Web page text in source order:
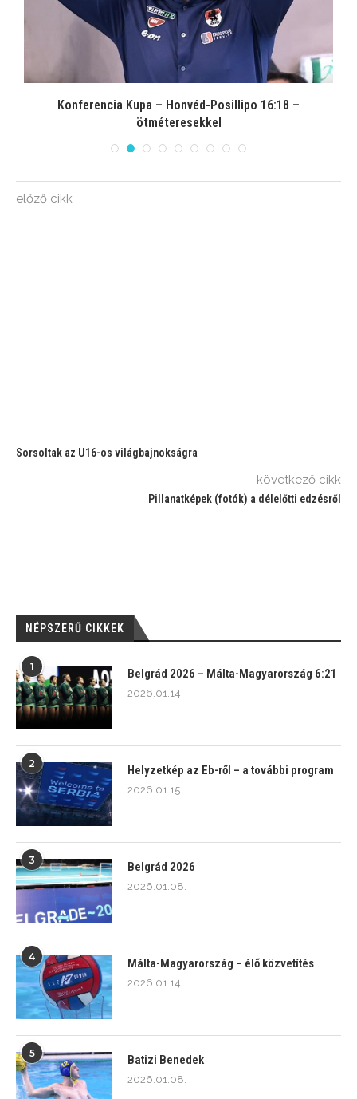
Konferencia Kupa – Honvéd-Posillipo 16:18 –
ötméteresekkel
előző cikk
Sorsoltak az U16-os világbajnokságra
következő cikk
Pillanatképek (fotók) a délelőtti edzésről
NÉPSZERŰ CIKKEK
1
Belgrád 2026 – Málta-Magyarország 6:21
2026.01.14.
2
Helyzetkép az Eb-ről – a további program
2026.01.15.
3
Belgrád 2026
2026.01.08.
4
Málta-Magyarország – élő közvetítés
2026.01.14.
5
Batizi Benedek
2026.01.08.